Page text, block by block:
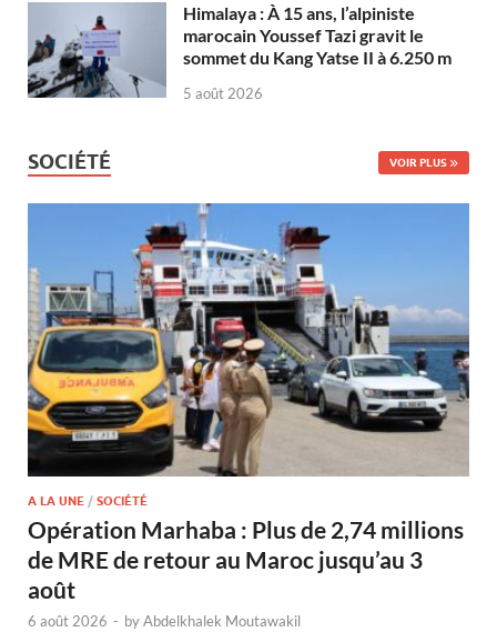
Himalaya : À 15 ans, l’alpiniste
marocain Youssef Tazi gravit le
sommet du Kang Yatse II à 6.250 m
5 août 2026
SOCIÉTÉ VOIR PLUS
A LA UNE / SOCIÉTÉ
Opération Marhaba : Plus de 2,74 millions
de MRE de retour au Maroc jusqu’au 3
août
6 août 2026 - byAbdelkhalek Moutawakil